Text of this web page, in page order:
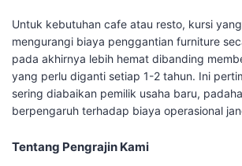
Untuk kebutuhan cafe atau resto, kursi
mengurangi biaya penggantian furniture
pada akhirnya lebih hemat dibanding
yang perlu diganti setiap 1-2 tahun. Ini
sering diabaikan pemilik usaha baru,
berpengaruh terhadap biaya operasional
Tentang Pengrajin Kami